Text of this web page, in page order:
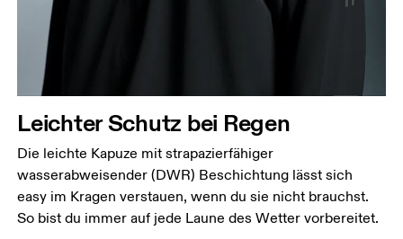
Leichter Schutz bei Regen
Die leichte Kapuze mit strapazierfähiger
wasserabweisender (DWR) Beschichtung lässt sich
easy im Kragen verstauen, wenn du sie nicht brauchst.
So bist du immer auf jede Laune des Wetter vorbereitet.